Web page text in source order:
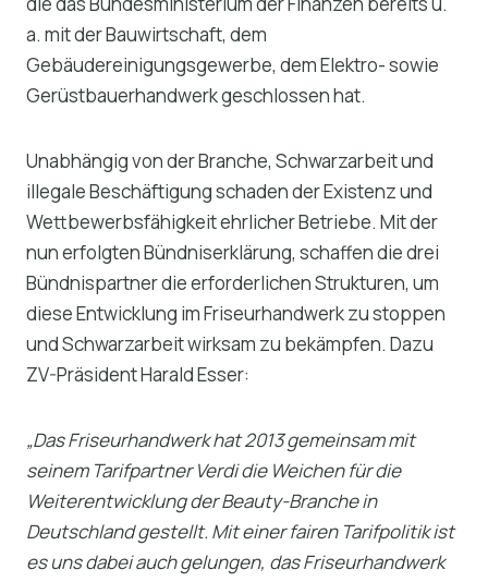
a. mit der Bauwirtschaft, dem
Gebäudereinigungsgewerbe, dem Elektro- sowie
Gerüstbauerhandwerk geschlossen hat.
Unabhängig von der Branche, Schwarzarbeit und
illegale Beschäftigung schaden der Existenz und
Wettbewerbsfähigkeit ehrlicher Betriebe. Mit der
nun erfolgten Bündniserklärung, schaffen die drei
Bündnispartner die erforderlichen Strukturen, um
diese Entwicklung im Friseurhandwerk zu stoppen
und Schwarzarbeit wirksam zu bekämpfen. Dazu
ZV-Präsident Harald Esser:
„Das Friseurhandwerk hat 2013 gemeinsam mit
seinem Tarifpartner Verdi die Weichen für die
Weiterentwicklung der Beauty-Branche in
Deutschland gestellt. Mit einer fairen Tarifpolitik ist
es uns dabei auch gelungen, das Friseurhandwerk